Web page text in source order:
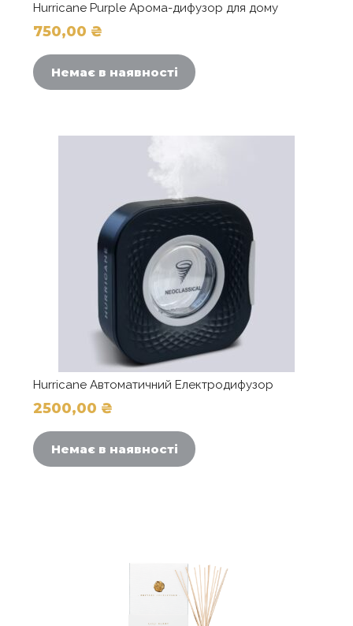
Hurricane Purple Арома-дифузор для дому
750,00 ₴
Немає в наявності
Hurricane Автоматичний Електродифузор
2500,00 ₴
Немає в наявності